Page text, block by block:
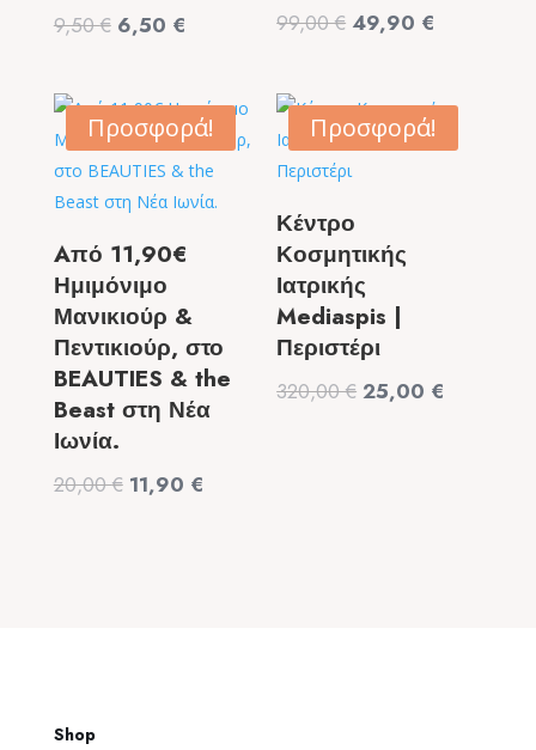
9,50€ Original
9,50 €.
6,50 €
είναι:
6,50 €.
99,00€ Original
99,00 €.
49,90 €
49,90 €.
Προσφορά!
Aπό 11,90€
Ημιμόνιμο
Μανικιούρ &
Πεντικιούρ, στο
BEAUTIES & the
Beast στη Νέα
Ιωνία.
20,00€ Original
11,90 €
Προσφορά!
Κέντρο
Κοσμητικής
Ιατρικής
Mediaspis |
Περιστέρι
320,00€ Original
25,00 €
Shop